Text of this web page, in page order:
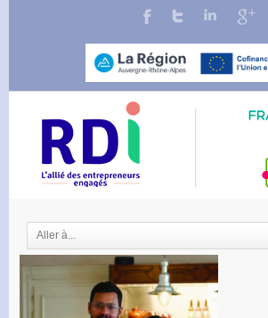
Aller à...